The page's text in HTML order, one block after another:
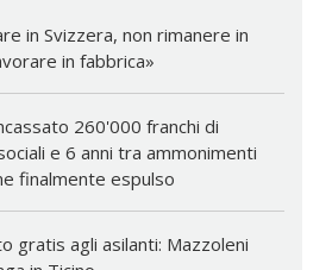
in Svizzera, non rimanere in
in fabbrica»
260'000 franchi di
e 6 anni tra ammonimenti
finalmente espulso
gratis agli asilanti: Mazzoleni